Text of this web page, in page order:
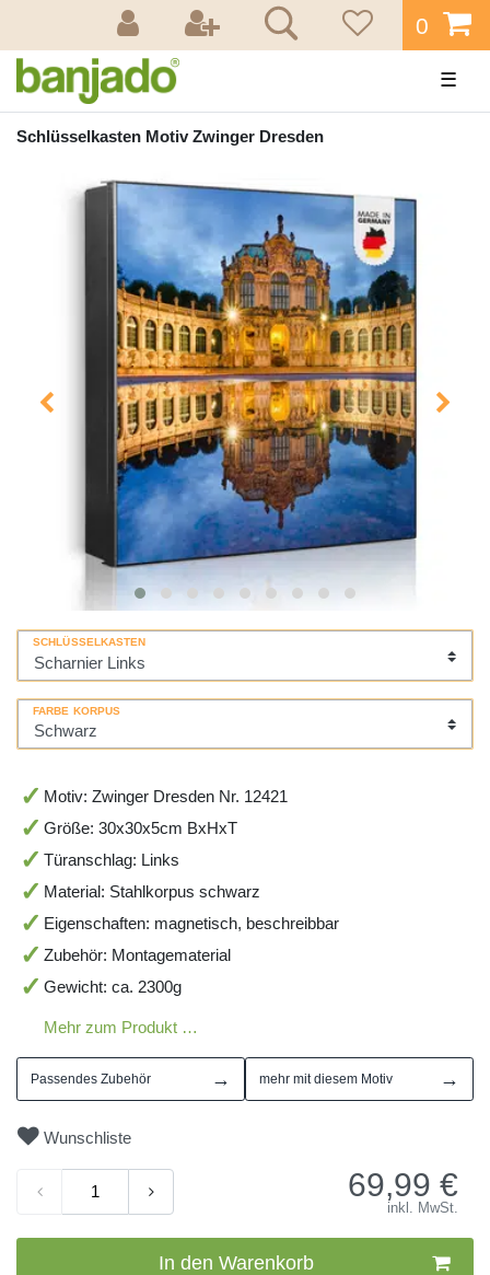
0
☰
Schlüsselkasten Motiv Zwinger Dresden
SCHLÜSSELKASTEN
FARBE KORPUS
Motiv: Zwinger Dresden Nr. 12421
Größe: 30x30x5cm BxHxT
Türanschlag: Links
Material: Stahlkorpus schwarz
Eigenschaften: magnetisch, beschreibbar
Zubehör: Montagematerial
Gewicht: ca. 2300g
Mehr zum Produkt …
Passendes Zubehör → mehr mit diesem Motiv →
Wunschliste
69,99 €
inkl. MwSt.
In den Warenkorb